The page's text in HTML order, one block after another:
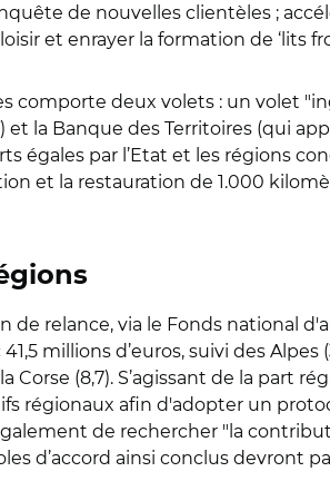
de nouvelles clientèles ;
et enrayer la formation de ‘lits
comporte deux volets : un volet
la Banque des Territoires (qui
égales par l’Etat et les régions
et la restauration de 1.000
de relance, via le Fonds national
millions d’euros, suivi des Alpes
la Corse (8,7). S’agissant de la
régionaux afin d'adopter un
de rechercher "la
d’accord ainsi conclus devront